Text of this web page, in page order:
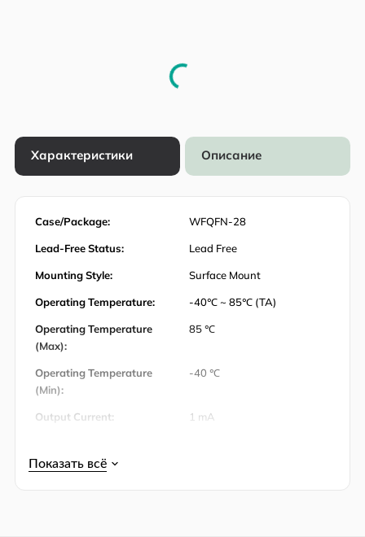
Характеристики Описание
Case/Package: WFQFN-28
Lead-Free Status: Lead Free
Mounting Style: Surface Mount
Operating Temperature: -40℃ ~ 85℃ (TA)
Operating Temperature
(Max):
85 ℃
Operating Temperature
(Min):
-40 ℃
Output Current: 1 mA
Упаковка: